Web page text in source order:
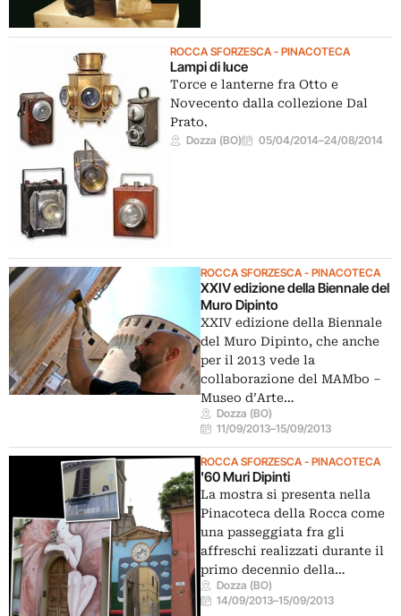
ROCCA SFORZESCA - PINACOTECA
Lampi di luce
Torce e lanterne fra Otto e
Novecento dalla collezione Dal
Prato.
Dozza (BO) 05/04/2014–24/08/2014
ROCCA SFORZESCA - PINACOTECA
XXIV edizione della Biennale del
Muro Dipinto
XXIV edizione della Biennale
del Muro Dipinto, che anche
per il 2013 vede la
collaborazione del MAMbo –
Museo d’Arte…
Dozza (BO)
11/09/2013–15/09/2013
ROCCA SFORZESCA - PINACOTECA
'60 Muri Dipinti
La mostra si presenta nella
Pinacoteca della Rocca come
una passeggiata fra gli
affreschi realizzati durante il
primo decennio della…
Dozza (BO)
14/09/2013–15/09/2013